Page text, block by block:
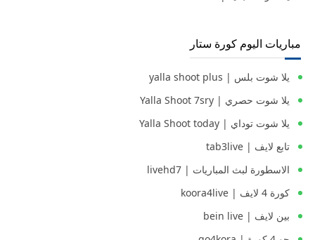
مباريات اليوم كورة ستار
يلا شوت بلس | yalla shoot plus
يلا شوت حصري | Yalla Shoot 7sry
يلا شوت توداي | Yalla Shoot today
تابع لايف | tab3live
الاسطورة لبث المباريات | livehd7
كورة 4 لايف | koora4live
بين لايف | bein live